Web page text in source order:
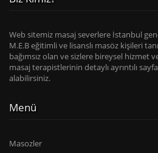
Web sitemiz masaj severlere İstanbul
M.E.B eğitimli ve lisanslı masöz kişileri
bağımsız olan ve sizlere bireysel hizmet
masaj terapistlerinin detaylı ayrıntılı
alabilirsiniz.
Menü
Masozler